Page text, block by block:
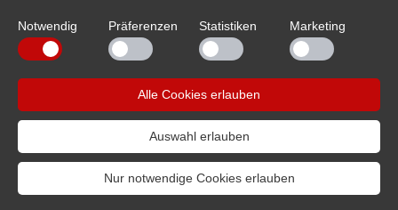
Notwendig Präferenzen Statistiken Marketing
Alle Cookies erlauben
Auswahl erlauben
Nur notwendige Cookies erlauben
Artikelnummer: 206861
07229/1829-0 info sintron.de
Copyright 2016 - Sintron Distribution GmbH -Impressum